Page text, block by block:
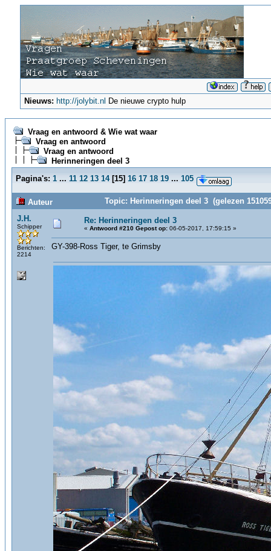
Nieuws: http://jolybit.nl De nieuwe crypto hulp
Vraag en antwoord & Wie wat waar
Vraag en antwoord
Vraag en antwoord
Herinneringen deel 3
Pagina's: 1 ... 11 12 13 14[15] 16 17 18 19 ... 105
Auteur
Topic: Herinneringen deel 3 (gelezen
J.H.
Schipper
Berichten:
2214
Re: Herinneringen deel 3
« Antwoord #210 Gepost op: 06-05-2017, 17:59:15 »
GY-398-Ross Tiger, te Grimsby